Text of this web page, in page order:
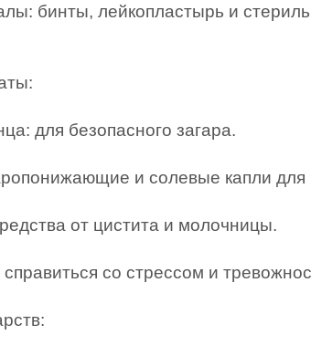
бинты, лейкопластырь и
для безопасного загара.
и солевые капли для
от цистита и молочницы.
со стрессом и